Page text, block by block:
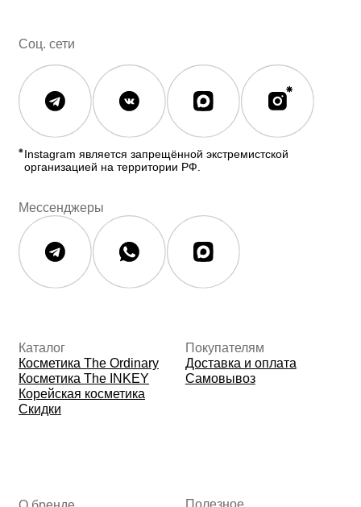
Юридическая документация
Публичная оферта
Политика конфиденциальности
Политика возврата и обмена
Контакты
Контакты
О бренде
История The Ordinary
ИНН: 370305605701
ОГРНИП:
325508100410286